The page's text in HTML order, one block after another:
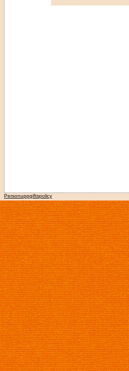
Personuppgiftspolicy